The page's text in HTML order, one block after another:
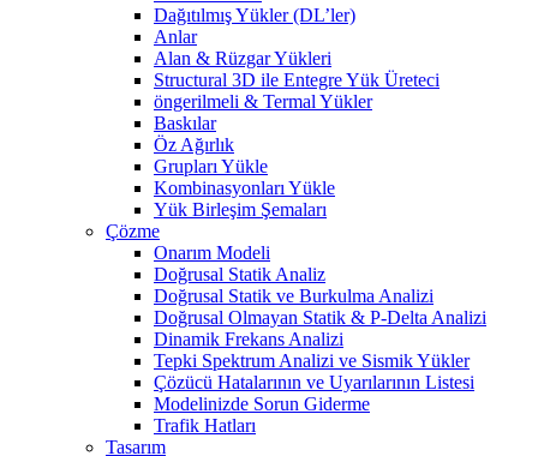
Dağıtılmış Yükler (DL’ler)
Anlar
Alan & Rüzgar Yükleri
Structural 3D ile Entegre Yük Üreteci
öngerilmeli & Termal Yükler
Baskılar
Öz Ağırlık
Grupları Yükle
Kombinasyonları Yükle
Yük Birleşim Şemaları
Çözme
Onarım Modeli
Doğrusal Statik Analiz
Doğrusal Statik ve Burkulma Analizi
Doğrusal Olmayan Statik & P-Delta Analizi
Dinamik Frekans Analizi
Tepki Spektrum Analizi ve Sismik Yükler
Çözücü Hatalarının ve Uyarılarının Listesi
Modelinizde Sorun Giderme
Trafik Hatları
Tasarım